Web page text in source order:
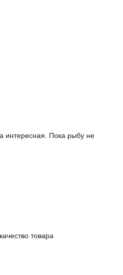
интересная. Пока рыбу не
товара